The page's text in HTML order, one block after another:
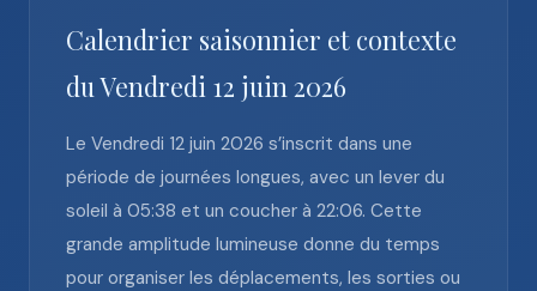
Calendrier saisonnier et contexte
du Vendredi 12 juin 2026
Le Vendredi 12 juin 2026 s’inscrit dans une
période de journées longues, avec un lever du
soleil à 05:38 et un coucher à 22:06. Cette
grande amplitude lumineuse donne du temps
pour organiser les déplacements, les sorties ou